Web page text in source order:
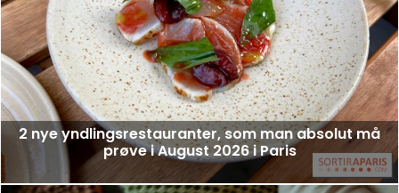
2 nye yndlingsrestauranter, som man absolut må
prøve i August 2026 i Paris